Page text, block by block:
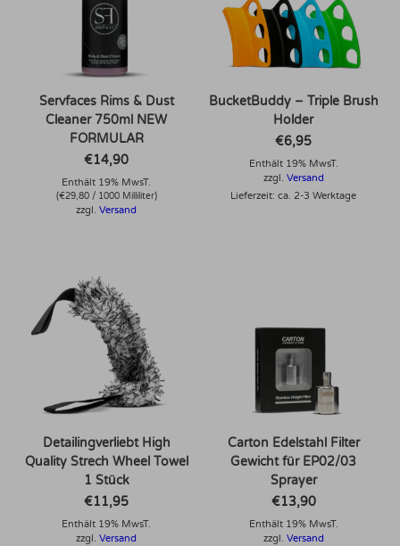
Servfaces Rims & Dust
Cleaner 750ml NEW
FORMULAR
€14,90
Enthält 19% MwsT.
(€29,80/ 1000 Milliliter)
zzgl.Versand
BucketBuddy – Triple Brush
Holder
€6,95
Enthält 19% MwsT.
zzgl. Versand
Lieferzeit: ca. 2-3 Werktage
Detailingverliebt High
Quality Strech Wheel Towel
1 Stück
€11,95
Enthält 19% MwsT.
zzgl.Versand
Carton Edelstahl Filter
Gewicht für EP02/03
Sprayer
€13,90
Enthält 19% MwsT.
zzgl. Versand